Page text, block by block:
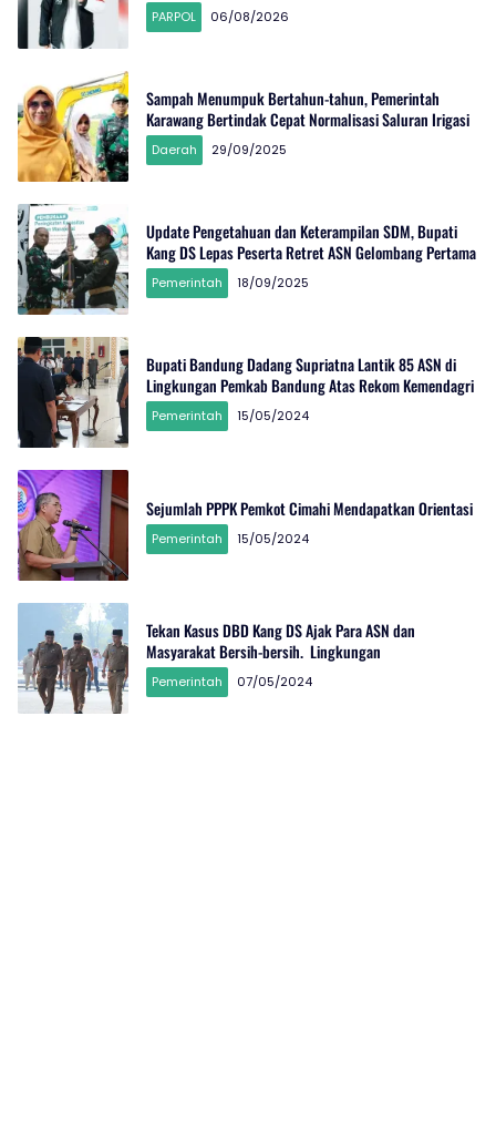
PARPOL 06/08/2026
Sampah Menumpuk Bertahun-tahun, Pemerintah
Karawang Bertindak Cepat Normalisasi Saluran Irigasi
Daerah 29/09/2025
Update Pengetahuan dan Keterampilan SDM, Bupati
Kang DS Lepas Peserta Retret ASN Gelombang Pertama
Pemerintah 18/09/2025
Bupati Bandung Dadang Supriatna Lantik 85 ASN di
Lingkungan Pemkab Bandung Atas Rekom Kemendagri
Pemerintah 15/05/2024
Sejumlah PPPK Pemkot Cimahi Mendapatkan Orientasi
Pemerintah 15/05/2024
Tekan Kasus DBD Kang DS Ajak Para ASN dan
Masyarakat Bersih-bersih. Lingkungan
Pemerintah 07/05/2024